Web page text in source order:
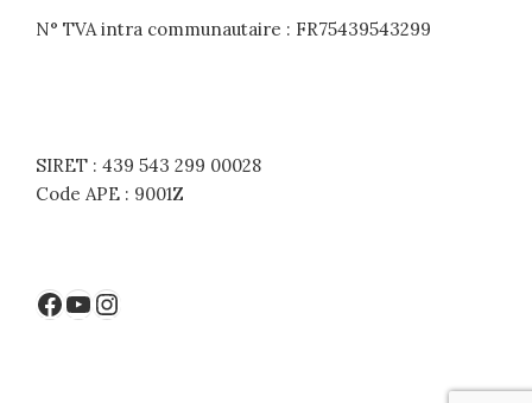
N° TVA intra communautaire : FR75439543299
SIRET : 439 543 299 00028
Code APE : 9001Z
Facebook
YouTube
Instagram